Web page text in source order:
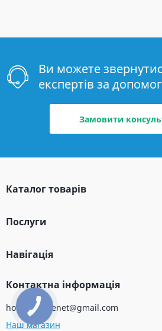
Ви можете
експертів за
Замовити
Каталог товарів
Послуги
Навігація
Контактна інформація
holodservicenet@gmail.com
Наш магазин